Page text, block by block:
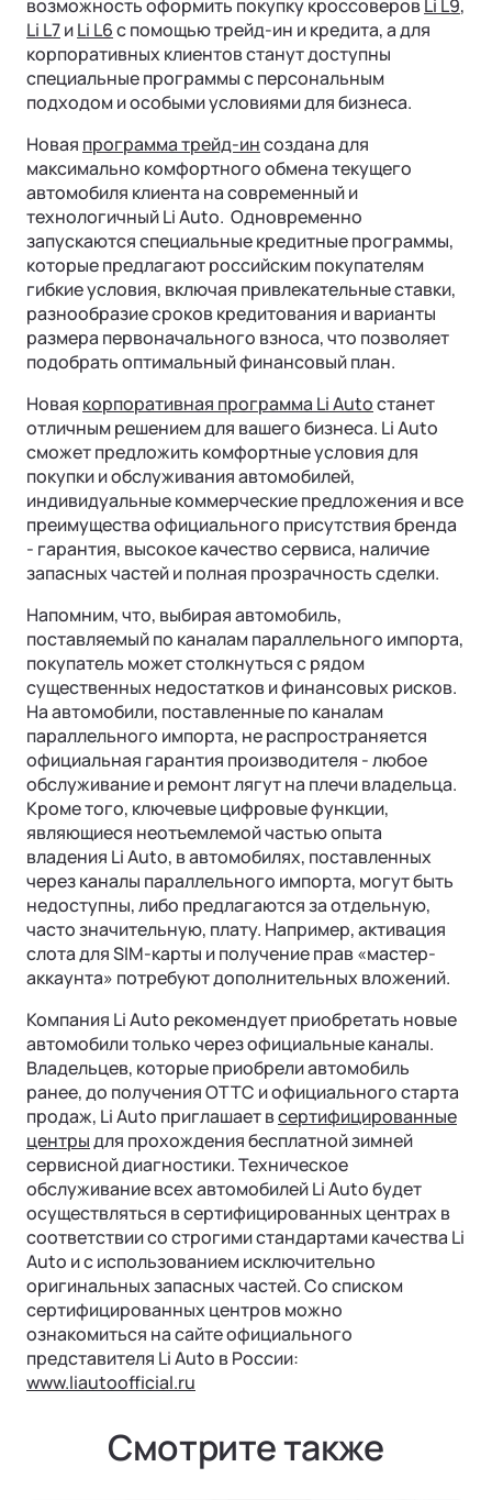
Ли Л9 | Li L9
Флагманский 6-местный кроссовер
ОТ 9 650 000 ₽
Подробнее
возможность оформить покупку кроссоверовLi L9,
Li L7иLi L6с помощью трейд-ин и кредита, а для
корпоративных клиентов станут доступны
специальные программы с персональным
подходом и особыми условиями для бизнеса.
Новая программа трейд-инсоздана для
максимально комфортного обмена текущего
автомобиля клиента на современный и
технологичный Li Auto. Одновременно
запускаются специальные кредитные программы,
которые предлагают российским покупателям
гибкие условия, включая привлекательные ставки,
разнообразие сроков кредитования и варианты
размера первоначального взноса, что позволяет
подобрать оптимальный финансовый план.
Новая корпоративная программа Li Autoстанет
отличным решением для вашего бизнеса. Li Auto
сможет предложить комфортные условия для
покупки и обслуживания автомобилей,
индивидуальные коммерческие предложения и все
преимущества официального присутствия бренда
- гарантия, высокое качество сервиса, наличие
запасных частей и полная прозрачность сделки.
Напомним, что, выбирая автомобиль,
поставляемый по каналам параллельного импорта,
покупатель может столкнуться с рядом
существенных недостатков и финансовых рисков.
На автомобили, поставленные по каналам
параллельного импорта, не распространяется
официальная гарантия производителя - любое
обслуживание и ремонт лягут на плечи владельца.
Кроме того, ключевые цифровые функции,
являющиеся неотъемлемой частью опыта
владения Li Auto, в автомобилях, поставленных
через каналы параллельного импорта, могут быть
недоступны, либо предлагаются за отдельную,
часто значительную, плату. Например, активация
слота для SIM-карты и получение прав «мастер-
аккаунта» потребуют дополнительных вложений.
Компания Li Auto рекомендует приобретать новые
автомобили только через официальные каналы.
Владельцев, которые приобрели автомобиль
ранее, до получения ОТТС и официального старта
продаж, Li Auto приглашает всертифицированные
центрыдля прохождения бесплатной зимней
сервисной диагностики. Техническое
обслуживание всех автомобилей Li Auto будет
осуществляться в сертифицированных центрах в
соответствии со строгими стандартами качества Li
Auto и с использованием исключительно
оригинальных запасных частей. Со списком
сертифицированных центров можно
ознакомиться на сайте официального
представителя Li Auto в России:
www.liautoofficial.ru
Смотрите также